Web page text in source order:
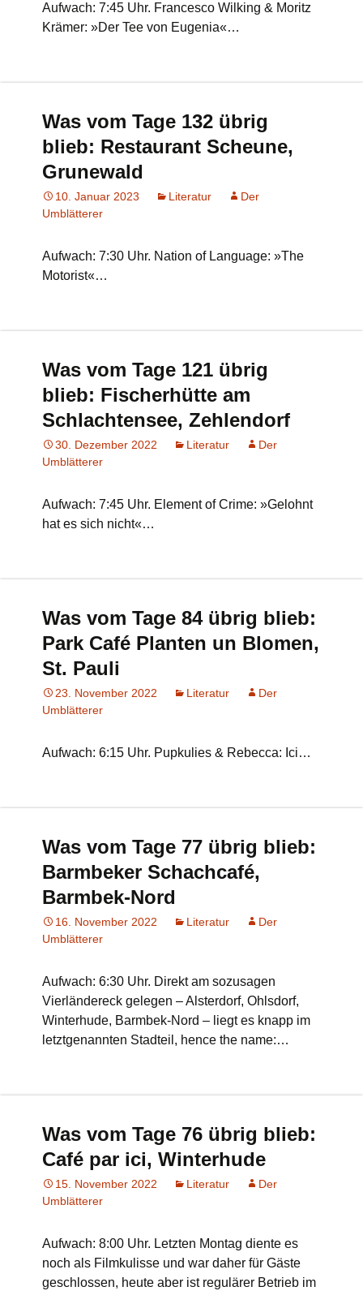
Aufwach: 7:45 Uhr. Francesco Wilking & Moritz
Krämer: »Der Tee von Eugenia«…
Was vom Tage 132 übrig
blieb: Restaurant Scheune,
Grunewald
10. Januar 2023 Literatur
Der
Umblätterer
Aufwach: 7:30 Uhr. Nation of Language: »The
Motorist«…
Was vom Tage 121 übrig
blieb: Fischerhütte am
Schlachtensee, Zehlendorf
30. Dezember 2022 Literatur
Der
Umblätterer
Aufwach: 7:45 Uhr. Element of Crime: »Gelohnt
hat es sich nicht«…
Was vom Tage 84 übrig blieb:
Park Café Planten un Blomen,
St. Pauli
23. November 2022 Literatur
Der
Umblätterer
Aufwach: 6:15 Uhr. Pupkulies & Rebecca: Ici…
Was vom Tage 77 übrig blieb:
Barmbeker Schachcafé,
Barmbek-Nord
16. November 2022 Literatur
Der
Umblätterer
Aufwach: 6:30 Uhr. Direkt am sozusagen
Vierländereck gelegen – Alsterdorf, Ohlsdorf,
Winterhude, Barmbek-Nord – liegt es knapp im
letztgenannten Stadteil, hence the name:…
Was vom Tage 76 übrig blieb:
Café par ici, Winterhude
15. November 2022 Literatur
Der
Umblätterer
Aufwach: 8:00 Uhr. Letzten Montag diente es
noch als Filmkulisse und war daher für Gäste
geschlossen, heute aber ist regulärer Betrieb im